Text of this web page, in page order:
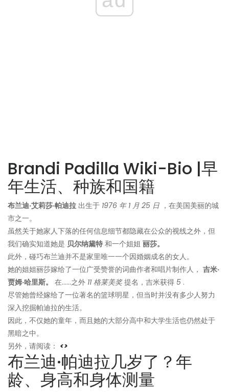
Brandi Padilla Wiki-Bio |早
年生活、种族和国籍
布兰迪·艾莉莎·帕迪拉 出生于 1976 年 1 月 25 日 ，在美国美丽的城
市之一。
虽然关于她家人下落的任何信息细节都隐藏在公众的视线之外，但
我们确实知道她是 贝尔纳黛特 和一个姐姐 丽莎。
此外，碰巧布兰迪并不是家里唯一一个因婚姻成名的女人。
她的姐姐丽莎嫁给了一位广受赞誉的词曲作者和唱片制作人， 吉米·
贾姆·哈里斯。
在......之外 11 格莱美奖提名，吉米获得 5 .
尽管她曾经嫁给了一位著名的篮球明星，但当时并没有多少人努力
深入挖掘帕迪拉的生活。
因此，不仅她的童年，而且她的大部分高中和大学生活也仍然处于
黑暗之中。
另外，请阅读： <>
布兰迪·帕迪拉几岁了？年
龄、身高和身体测量